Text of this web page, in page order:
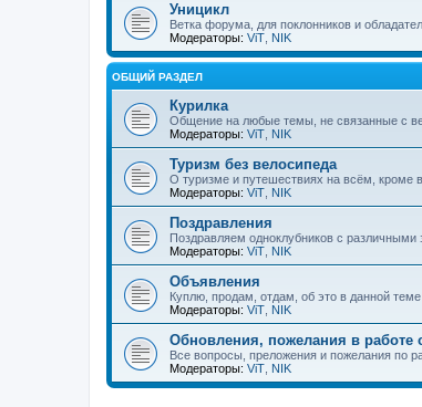
Уницикл
Ветка форума, для поклонников и
Модераторы: ViT NIK
ОБЩИЙ РАЗДЕЛ
Курилка
Общение на любые темы, не связанные с
Модераторы: ViT NIK
Туризм без велосипеда
О туризме и путешествиях на всём, кроме
Модераторы: ViT NIK
Поздравления
Поздравляем одноклубников с
Модераторы: ViT NIK
Объявления
Куплю, продам, отдам, об это в данной теме
Модераторы: ViT NIK
Обновления, пожелания в работе
Все вопросы, преложения и пожелания по
Модераторы: ViT NIK